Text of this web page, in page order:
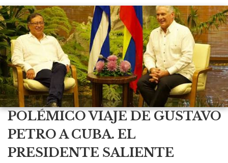
POLÉMICO VIAJE DE GUSTAVO
PETRO A CUBA. EL
PRESIDENTE SALIENTE